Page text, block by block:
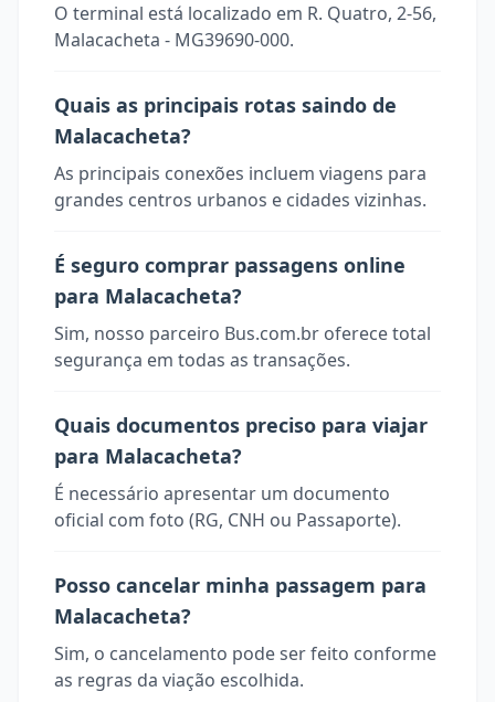
O terminal está localizado em R. Quatro, 2-56,
Malacacheta - MG39690-000.
Quais as principais rotas saindo de
Malacacheta?
As principais conexões incluem viagens para
grandes centros urbanos e cidades vizinhas.
É seguro comprar passagens online
para Malacacheta?
Sim, nosso parceiro Bus.com.br oferece total
segurança em todas as transações.
Quais documentos preciso para viajar
para Malacacheta?
É necessário apresentar um documento
oficial com foto (RG, CNH ou Passaporte).
Posso cancelar minha passagem para
Malacacheta?
Sim, o cancelamento pode ser feito conforme
as regras da viação escolhida.